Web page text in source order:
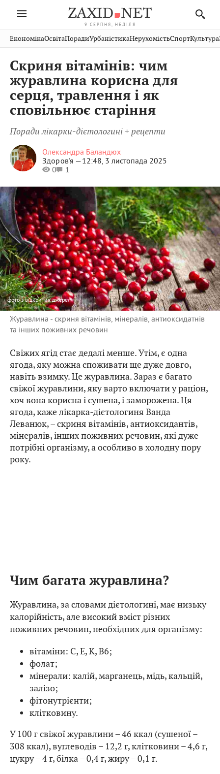
9 СЕРПНЯ, НЕДІЛЯ
Івано-
Франківськ
Волинь
Закарпаття
Рівне
Шептицький
Стрий
Хмельницький
Публікації
Авто СловкоКультура
Кіно
Дім Спорт
ФотоОсвітаНерухомість
Домашні
ЕкономікаОсвітаПорадиУрбаністикаНерухомістьСпортКультура
Скриня вітамінів: чим
журавлина корисна для
серця, травлення і як
сповільнює старіння
Поради лікарки-дієтологині + рецепти
Олександра Баландюх
Здоров'я —12:48, 3 листопада 2025
0
1
фотоз відкритих джерел
Журавлина - скриня вітамінів, мінералів, антиоксидатнів
та інших поживних речовин
Свіжих ягід стає дедалі менше. Утім, є одна
ягода, яку можна споживати ще дуже довго,
навіть взимку. Це журавлина. Зараз є багато
свіжої журавлини, яку варто включати у раціон,
хоч вона корисна і сушена, і заморожена. Ця
ягода, каже лікарка-дієтологиня Ванда
Леванюк, – скриня вітамінів, антиоксидантів,
мінералів, інших поживних речовин, які дуже
потрібні організму, а особливо в холодну пору
року.
Чим багата журавлина?
Журавлина, за словами дієтологині, має низьку
калорійність, але високий вміст різних
поживних речовин, необхідних для організму:
вітаміни: С, Е, К, В6;
фолат;
мінерали: калій, марганець, мідь, кальцій,
залізо;
фітонутрієнти;
клітковину.
У 100 г свіжої журавлини – 46 ккал (сушеної –
308 ккал), вуглеводів – 12,2 г, клітковини – 4,6 г,
цукру – 4 г, білка – 0,4 г, жиру – 0,1 г.